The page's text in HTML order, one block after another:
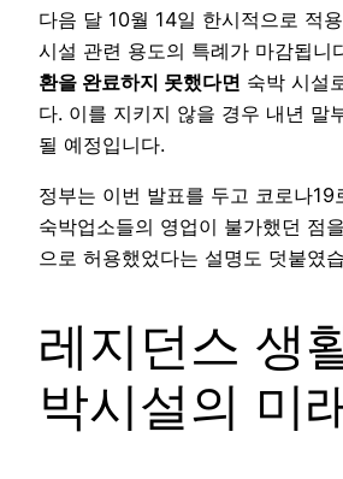
다음 달 10월 14일 한시적으로 적
시설 관련 용도의 특례가 마감됩니
환을 완료하지 못했다면 숙박 시설
다. 이를 지키지 않을 경우 내년 말
될 예정입니다.
정부는 이번 발표를 두고 코로나19
숙박업소들의 영업이 불가했던 점
으로 허용했었다는 설명도 덧붙였
레지던스 생
박시설의 미